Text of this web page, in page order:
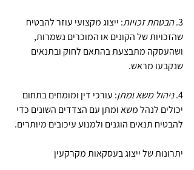
3. הבטחת זכויות: ייצוג מקצועי עוזר להבטיח
שהזכויות של הקונים או המוכרים נשמרות,
ושהעסקה מתבצעת בהתאם לחוק ובתנאים
שנקבעו מראש.
4. ניהול משא ומתן: עורכי דין ומומחים בתחום
יכולים לנהל משא ומתן עם הצדדים השונים כדי
להבטיח תנאים הוגנים ולמנוע עיכובים מיותרים.
יתרונות של ייצוג בעסקאות מקרקעין